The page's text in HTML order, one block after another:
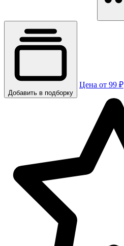
Добавить в подборку
Цена от 99 ₽